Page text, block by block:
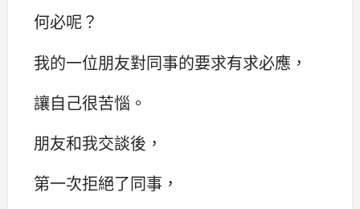
何必呢？
我的一位朋友對同事的要求有求必應，
讓自己很苦惱。
朋友和我交談後，
第一次拒絕了同事，